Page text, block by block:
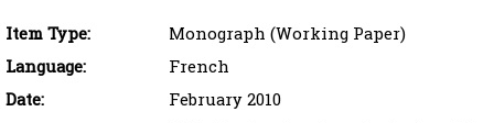
Item Type:
Monograph (Working Paper)
Language:
French
Date:
February 2010